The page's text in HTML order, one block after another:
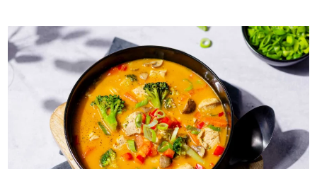
MIT
HALLOUMI
–
LOW
CARB
&
SÄTTIGEND